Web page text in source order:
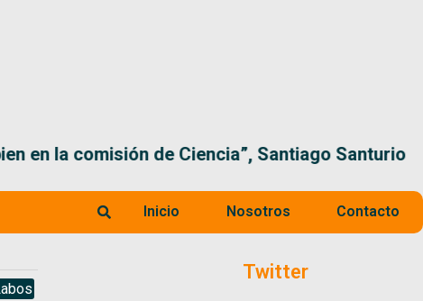
la comisión de Ciencia”, Santiago Santurio
Inicio Nosotros Contacto
Twitter